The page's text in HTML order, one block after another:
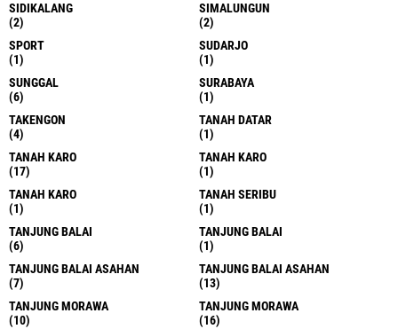
SIDIKALANG
(2)
SIMALUNGUN
(2)
SPORT
(1)
SUDARJO
(1)
SUNGGAL
(6)
SURABAYA
(1)
TAKENGON
(4)
TANAH DATAR
(1)
TANAH KARO
(17)
TANAH KARO
(1)
TANAH KARO
(1)
TANAH SERIBU
(1)
TANJUNG BALAI
(6)
TANJUNG BALAI
(1)
TANJUNG BALAI ASAHAN
(7)
TANJUNG BALAI ASAHAN
(13)
TANJUNG MORAWA
(10)
TANJUNG MORAWA
(16)